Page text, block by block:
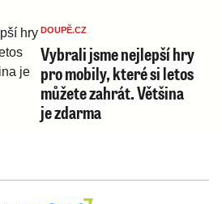
DOUPĚ.CZ
Vybrali jsme nejlepší hry
pro mobily, které si letos
můžete zahrát. Většina
je zdarma